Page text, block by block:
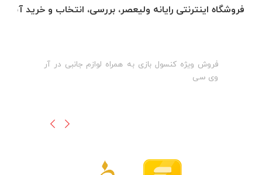
فروشگاه اینترنتی رایانه ولیعصر، بررسی، انتخاب و خرید
فروش ویژه کنسول بازی به همراه لوازم جانبی در آر
وی سی